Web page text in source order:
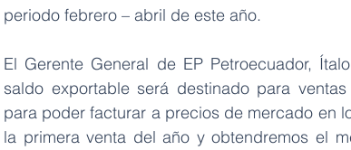
periodo febrero – abril de este año.
El Gerente General de EP Petroecuador,
saldo exportable será destinado para
para poder facturar a precios de mercado en
la primera venta del año y obtendremos el